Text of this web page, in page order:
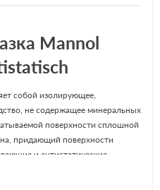
Mannol
собой изолирующее,
не содержащее минеральных
поверхности сплошной
придающий поверхности
и антистатические
смазки соединений